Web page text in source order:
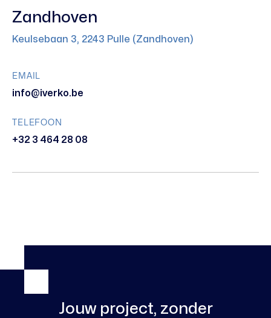
Zandhoven
Keulsebaan 3, 2243 Pulle (Zandhoven)
EMAIL
info@iverko.be
TELEFOON
+32 3 464 28 08
Jouw project, zonder